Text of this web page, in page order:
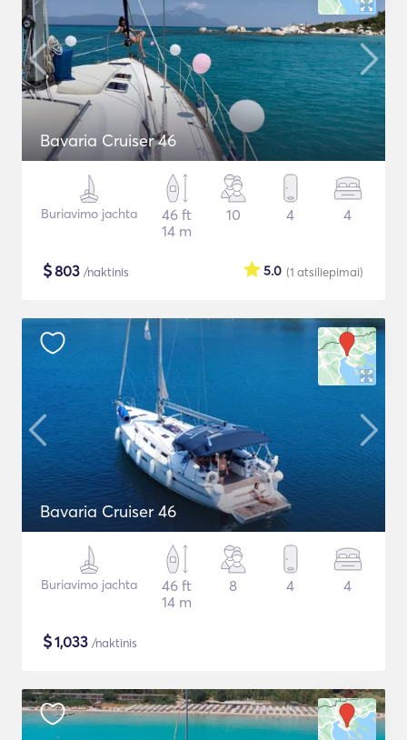
Bavaria Cruiser 46
Buriavimo jachta
46 ft
14 m
10 4 4
$803 /naktinis (1 atsiliepimai)
5.0
Bavaria Cruiser 46
Buriavimo jachta
46 ft
14 m
8 4 4
$1,033 /naktinis